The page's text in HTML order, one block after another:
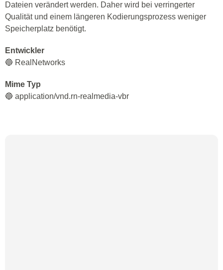
Dateien verändert werden. Daher wird bei verringerter
Qualität und einem längeren Kodierungsprozess weniger
Speicherplatz benötigt.
Entwickler
🔵 RealNetworks
Mime Typ
🔵 application/vnd.rn-realmedia-vbr